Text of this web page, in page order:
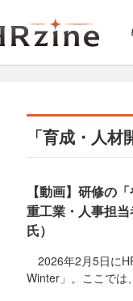
「育成・人
【動画】研修の
重工業・人事担
氏）
2026年2月5日に
Winter」。ここでは